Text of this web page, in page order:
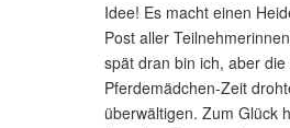
Idee! Es macht einen
Post aller
spät dran bin ich, aber
Pferdemädchen-Zeit
überwältigen. Zum Glück